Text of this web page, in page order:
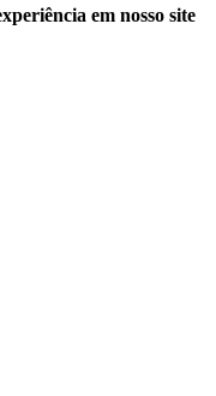
em nosso site